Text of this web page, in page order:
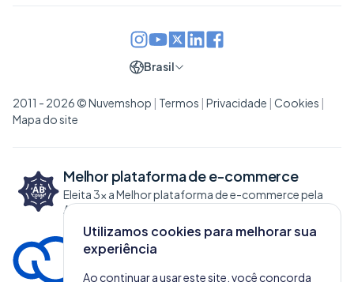
Utilizamos cookies para melhorar sua
experiência
Ao continuar a usar este site, você concorda
2011 - 2026 © Nuvemshop Termos Privacidade Cookies
Mapa do site
Brasil
Melhor plataforma dee-commerce
Eleita 3x a Melhor plataforma de e-commerce pela
ABCOMM